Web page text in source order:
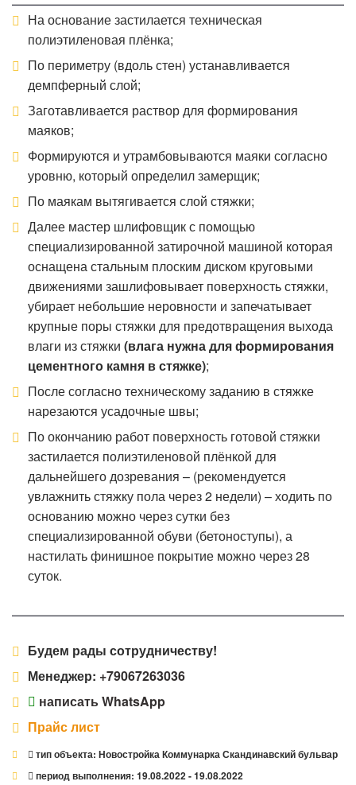
На основание застилается техническая
полиэтиленовая плёнка;
По периметру (вдоль стен) устанавливается
демпферный слой;
Заготавливается раствор для формирования
маяков;
Формируются и утрамбовываются маяки согласно
уровню, который определил замерщик;
По маякам вытягивается слой стяжки;
Далее мастер шлифовщик с помощью
специализированной затирочной машиной которая
оснащена стальным плоским диском круговыми
движениями зашлифовывает поверхность стяжки,
убирает небольшие неровности и запечатывает
крупные поры стяжки для предотвращения выхода
влаги из стяжки (влага нужна для формирования
цементного камня в стяжке);
После согласно техническому заданию в стяжке
нарезаются усадочные швы;
По окончанию работ поверхность готовой стяжки
застилается полиэтиленовой плёнкой для
дальнейшего дозревания – (рекомендуется
увлажнить стяжку пола через 2 недели) – ходить по
основанию можно через сутки без
специализированной обуви (бетоноступы), а
настилать финишное покрытие можно через 28
суток.
Будем рады сотрудничеству!
Менеджер: +79067263036
написать WhatsApp
Прайс лист
тип объекта: Новостройка Коммунарка Скандинавский бульвар
период выполнения: 19.08.2022 - 19.08.2022